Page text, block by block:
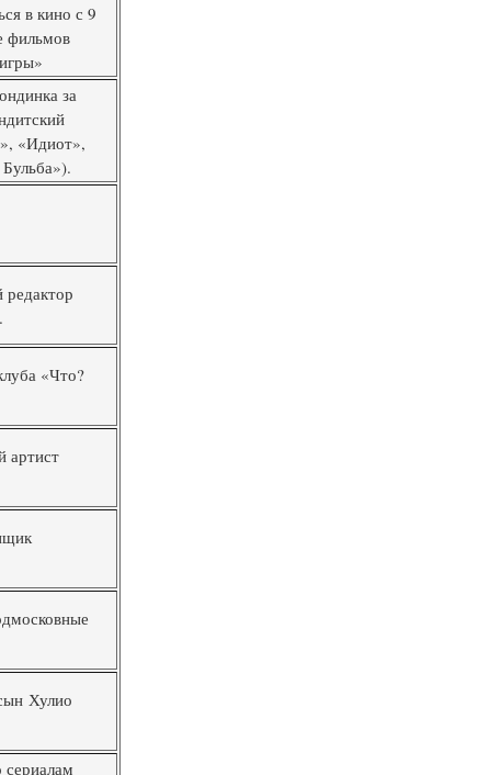
в кино с 9
фильмов
за
«Идиот»,
редактор
«Что?
артист
Хулио